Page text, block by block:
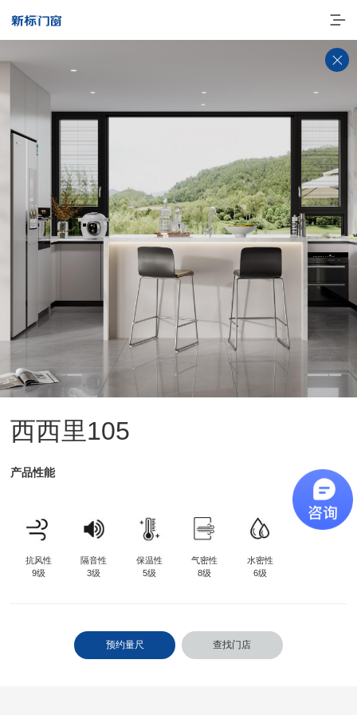
走进新标
高端门窗
门窗实力派
新视界
加盟合作
品牌资讯
西西里105
产品性能
抗风性
9级
隔音性
3级
保温性
5级
气密性
8级
水密性
6级
预约量尺 查找门店